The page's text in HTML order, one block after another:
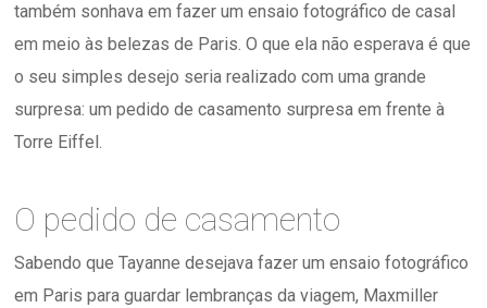
também sonhava em fazer um ensaio fotográfico de casal
em meio às belezas de Paris. O que ela não esperava é que
o seu simples desejo seria realizado com uma grande
surpresa: um pedido de casamento surpresa em frente à
Torre Eiffel.
O pedido de casamento
Sabendo que Tayanne desejava fazer um ensaio fotográfico
em Paris para guardar lembranças da viagem, Maxmiller